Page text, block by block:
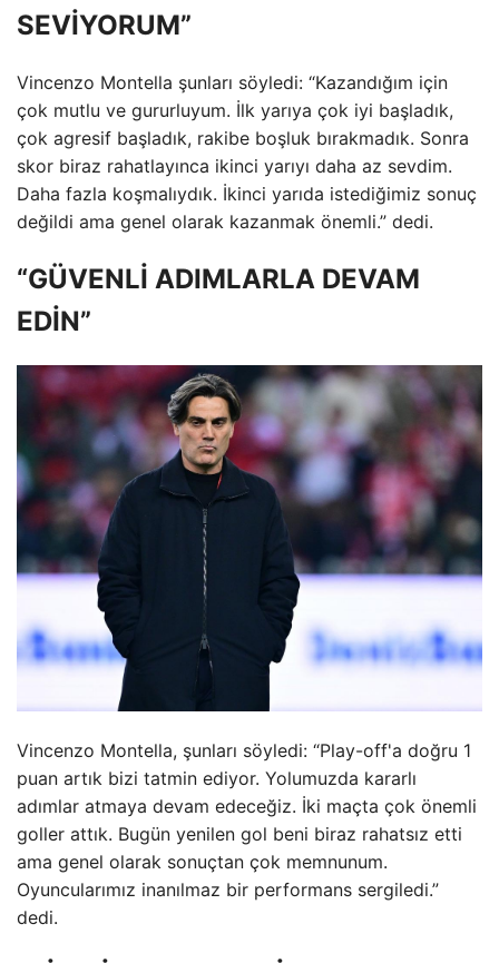
SEVİYORUM”
Vincenzo Montella şunları söyledi: “Kazandığım için
çok mutlu ve gururluyum. İlk yarıya çok iyi başladık,
çok agresif başladık, rakibe boşluk bırakmadık. Sonra
skor biraz rahatlayınca ikinci yarıyı daha az sevdim.
Daha fazla koşmalıydık. İkinci yarıda istediğimiz sonuç
değildi ama genel olarak kazanmak önemli.” dedi.
“GÜVENLİ ADIMLARLA DEVAM
EDİN”
Vincenzo Montella, şunları söyledi: “Play-off'a doğru 1
puan artık bizi tatmin ediyor. Yolumuzda kararlı
adımlar atmaya devam edeceğiz. İki maçta çok önemli
goller attık. Bugün yenilen gol beni biraz rahatsız etti
ama genel olarak sonuçtan çok memnunum.
Oyuncularımız inanılmaz bir performans sergiledi.”
dedi.